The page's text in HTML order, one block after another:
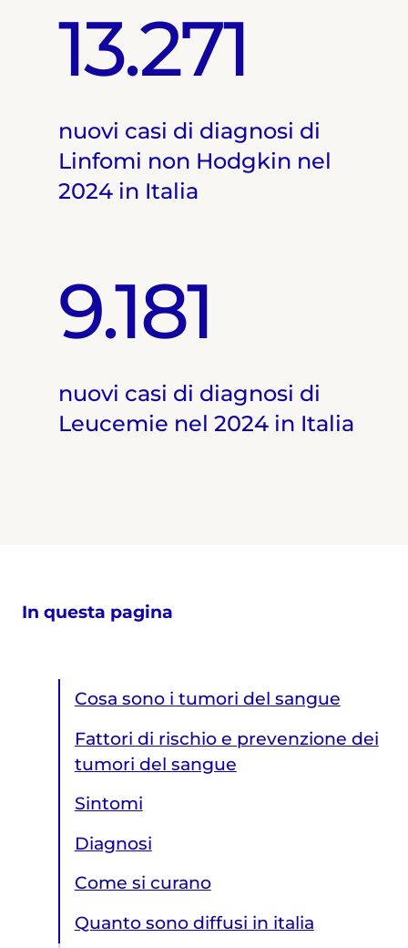
13.271
nuovi casi di diagnosi di
Linfomi non Hodgkin nel
2024 in Italia
9.181
nuovi casi di diagnosi di
Leucemie nel 2024 in Italia
In questa pagina
Cosa sono i tumori del sangue
Fattori di rischio e prevenzione dei
tumori del sangue
Sintomi
Diagnosi
Come si curano
Quanto sono diffusi in italia